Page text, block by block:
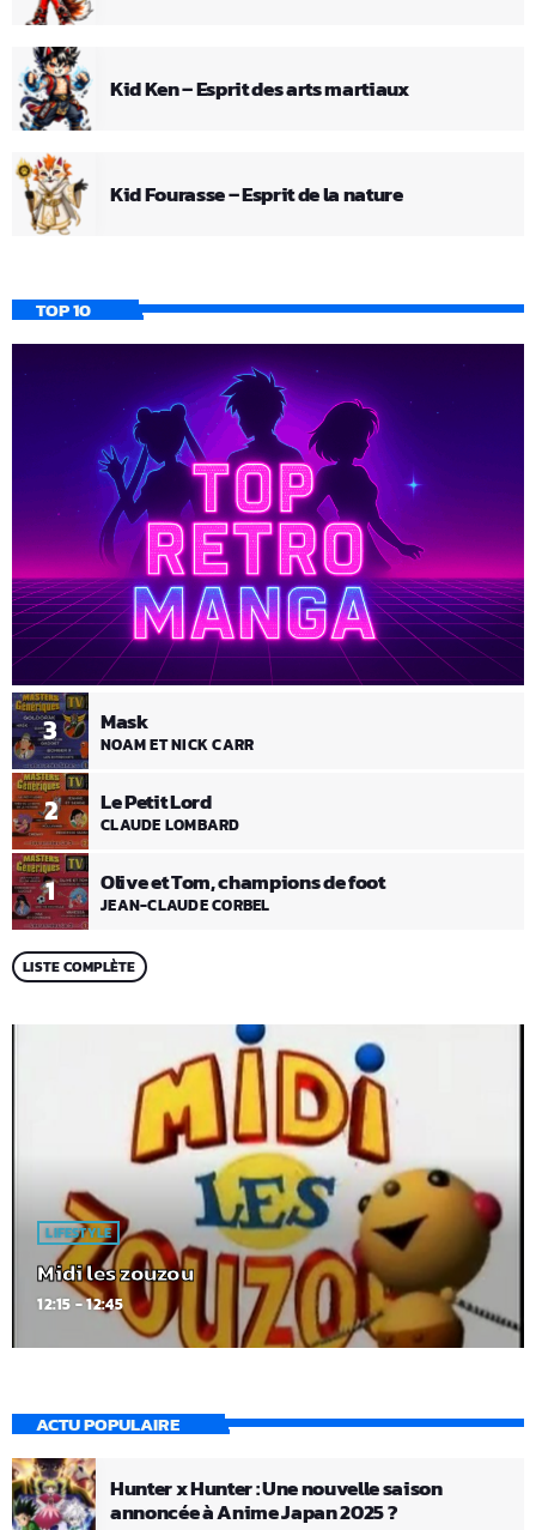
Kid Ken – Esprit des arts martiaux
Kid Fourasse – Esprit de la nature
TOP 10
1 Olive et Tom, champions de foot
JEAN-CLAUDE CORBEL
2 Le Petit Lord
CLAUDE LOMBARD
3 Mask
NOAM ET NICK CARR
LISTE COMPLÈTE
LIFESTYLE
Midi les zouzou
12:15 - 12:45
ACTU POPULAIRE
Hunter x Hunter : Une nouvelle saison
annoncée à Anime Japan 2025 ?